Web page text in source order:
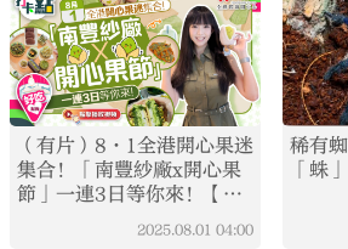
（有片）8·1全港開心果迷
集合！「南豐紗廠x開心果
節」一連3日等你來！【打
2025.08.01 04:00
稀有
「蛛